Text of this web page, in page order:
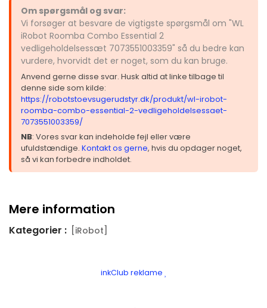
Om spørgsmål og svar:
Vi forsøger at besvare de vigtigste spørgsmål om "WL
iRobot Roomba Combo Essential 2
vedligeholdelsessæt 7073551003359" så du bedre kan
vurdere, hvorvidt det er noget, som du kan bruge.
Anvend gerne disse svar. Husk altid at linke tilbage til
denne side som kilde:
https://robotstoevsugerudstyr.dk/produkt/wl-irobot-
roomba-combo-essential-2-vedligeholdelsessaet-
7073551003359/
NB: Vores svar kan indeholde fejl eller være
ufuldstændige. Kontakt os gerne, hvis du opdager noget,
så vi kan forbedre indholdet.
Mere information
Kategorier : [iRobot]
inkClub reklame